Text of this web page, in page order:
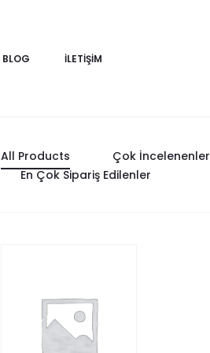
BLOG İLETIŞIM
All Products Çok İncelenenler
En Çok Sipariş Edilenler